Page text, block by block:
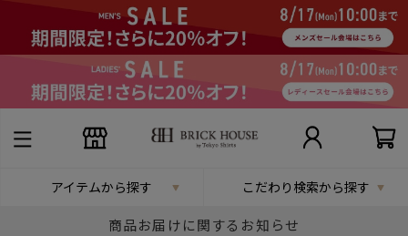
アイテムから探す こだわり検索から探す
商品お届けに関するお知らせ